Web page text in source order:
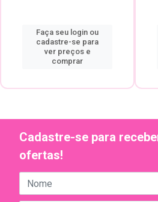
Faça seu login ou
cadastre-se para
ver preços e
comprar
Cadastre-se para
ofertas!